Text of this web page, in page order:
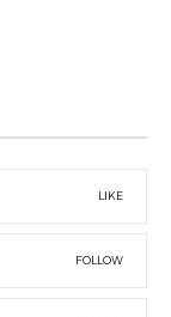
LIKE
FOLLOW